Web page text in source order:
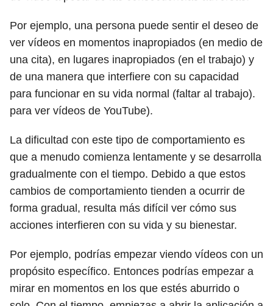
Por ejemplo, una persona puede sentir el deseo de
ver vídeos en momentos inapropiados (en medio de
una cita), en lugares inapropiados (en el trabajo) y
de una manera que interfiere con su capacidad
para funcionar en su vida normal (faltar al trabajo).
para ver vídeos de YouTube).
La dificultad con este tipo de comportamiento es
que a menudo comienza lentamente y se desarrolla
gradualmente con el tiempo. Debido a que estos
cambios de comportamiento tienden a ocurrir de
forma gradual, resulta más difícil ver cómo sus
acciones interfieren con su vida y su bienestar.
Por ejemplo, podrías empezar viendo vídeos con un
propósito específico. Entonces podrías empezar a
mirar en momentos en los que estés aburrido o